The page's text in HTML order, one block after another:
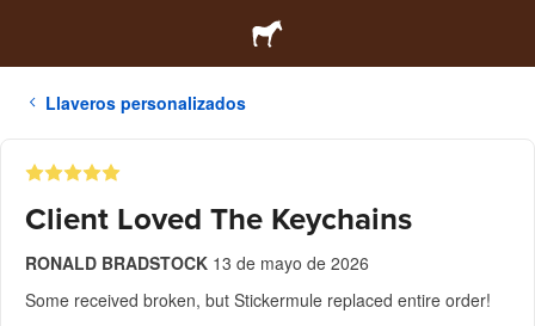
Llaveros personalizados
Client Loved The Keychains
RONALD BRADSTOCK 13 de mayo de 2026
Some received broken, but Stickermule replaced entire order!